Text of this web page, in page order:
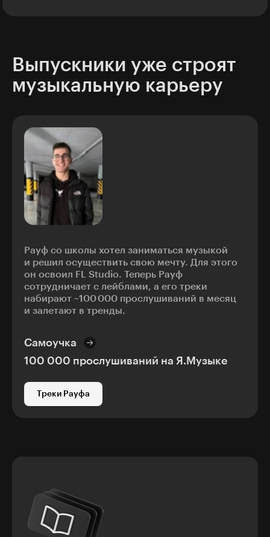
Выпускники уже строят
музыкальную карьеру
Рауф со школы хотел заниматься музыкой
и решил осуществить свою мечту. Для этого
он освоил FL Studio. Теперь Рауф
сотрудничает с лейблами, а его треки
набирают ~100 000 прослушиваний в месяц
и залетают в тренды.
Самоучка
100 000 прослушиваний на Я.Музыке
Треки Рауфа